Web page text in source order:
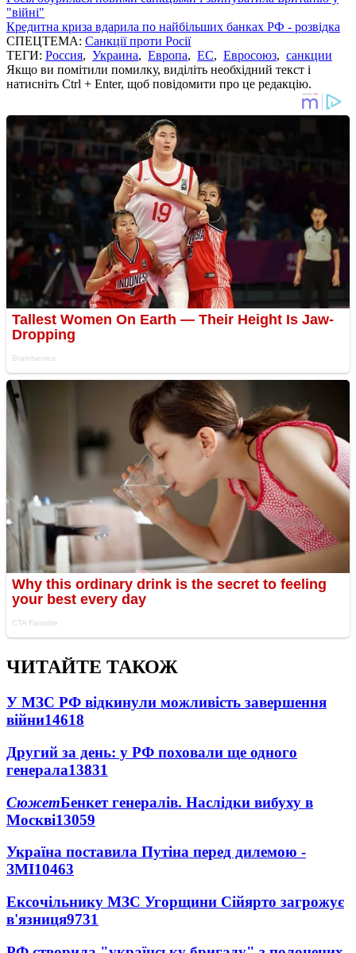
"війні"
Кредитна криза вдарила по найбільших банках РФ - розвідка
СПЕЦТЕМА: Санкції проти Росії
ТЕГИ: Россия, Украина, Европа, ЕС, Евросоюз, санкции
Якщо ви помітили помилку, виділіть необхідний текст і
натисніть Ctrl + Enter, щоб повідомити про це редакцію.
ЧИТАЙТЕ ТАКОЖ
У МЗС РФ відкинули можливість завершення
війни14618
Другий за день: у РФ поховали ще одного
генерала13831
СюжетБенкет генералів. Наслідки вибуху в
Москві13059
Україна поставила Путіна перед дилемою -
ЗМІ10463
Ексочільнику МЗС Угорщини Сійярто загрожує
в'язниця9731